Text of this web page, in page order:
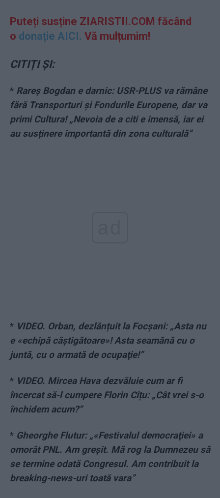
Puteți susține ZIARISTII.COM făcând
o donație AICI. Vă mulțumim!
CITIȚI ȘI:
* Rareș Bogdan e darnic: USR-PLUS va rămâne
fără Transporturi și Fondurile Europene, dar va
primi Cultura! „Nevoia de a citi e imensă, iar ei
au susținere importantă din zona culturală”
* VIDEO. Orban, dezlănțuit la Focșani: „Asta nu
e «echipă câştigătoare»! Asta seamănă cu o
juntă, cu o armată de ocupaţie!”
* VIDEO. Mircea Hava dezvăluie cum ar fi
încercat să-l cumpere Florin Cîțu: „Cât vrei s-o
închidem acum?”
* Gheorghe Flutur: „«Festivalul democraţiei» a
omorât PNL. Am greșit. Mă rog la Dumnezeu să
se termine odată Congresul. Am contribuit la
breaking-news-uri toată vara”